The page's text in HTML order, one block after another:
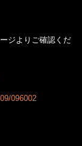
ジよりご確認くだ
096002